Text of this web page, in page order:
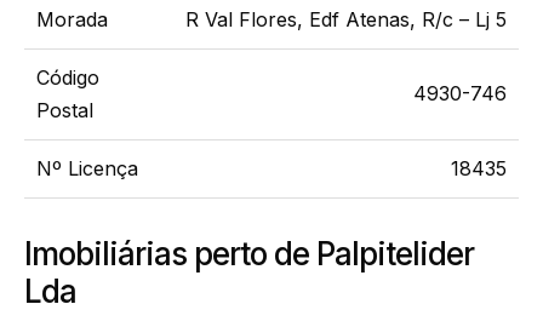
Morada R Val Flores, Edf Atenas, R/c – Lj 5
Código
Postal
4930-746
Nº Licença 18435
Imobiliárias perto de Palpitelider
Lda